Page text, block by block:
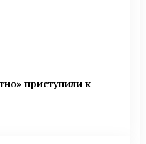
приступили к